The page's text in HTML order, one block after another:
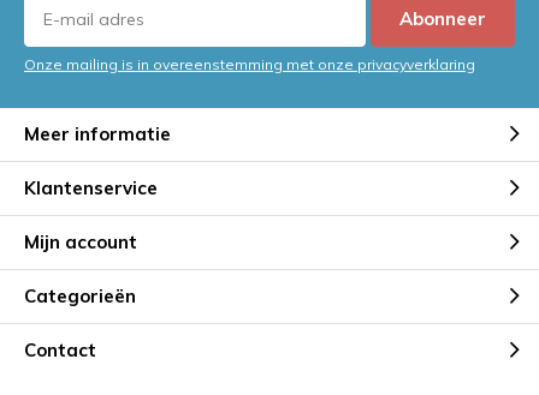
Abonneer
Onze mailing is in overeenstemming met onze privacyverklaring
Meer informatie
Klantenservice
Mijn account
Categorieën
Contact